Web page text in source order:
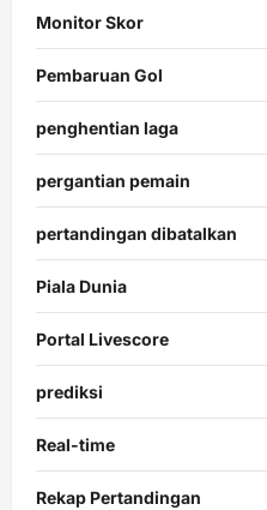
Monitor Skor
Pembaruan Gol
penghentian laga
pergantian pemain
pertandingan dibatalkan
Piala Dunia
Portal Livescore
prediksi
Real-time
Rekap Pertandingan